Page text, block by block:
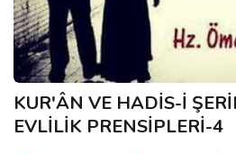
KUR'ÂN VE HADİS-İ
EVLİLİK PRENSİPLERİ-4